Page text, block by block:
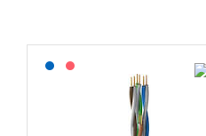
Lagerført: NEK Kabel